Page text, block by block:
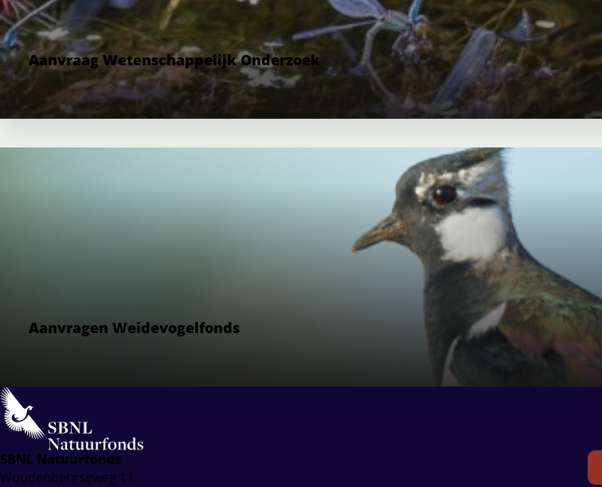
Aanvraag Wetenschappelijk Onderzoek
Aanvragen Weidevogelfonds
SBNL Natuurfonds
Woudenbergseweg 11